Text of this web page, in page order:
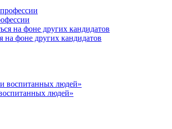
на фоне других кандидатов
людей»